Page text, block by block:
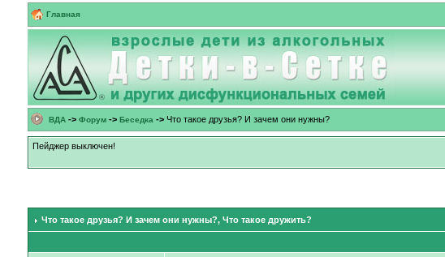
Главная
ВДА-> Форум-> Беседка -> Что такое друзья? И зачем они нужны?
Пейджер выключен!
Что такое друзья? И зачем они нужны?, Что такое дружить?